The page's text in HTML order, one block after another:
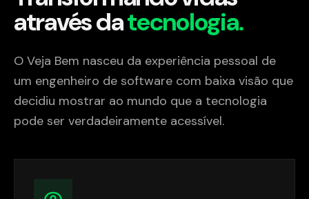
através datecnologia.
O Veja Bem nasceu da experiência pessoal de
um engenheiro de software com baixa visão que
decidiu mostrar ao mundo que a tecnologia
pode ser verdadeiramente acessível.